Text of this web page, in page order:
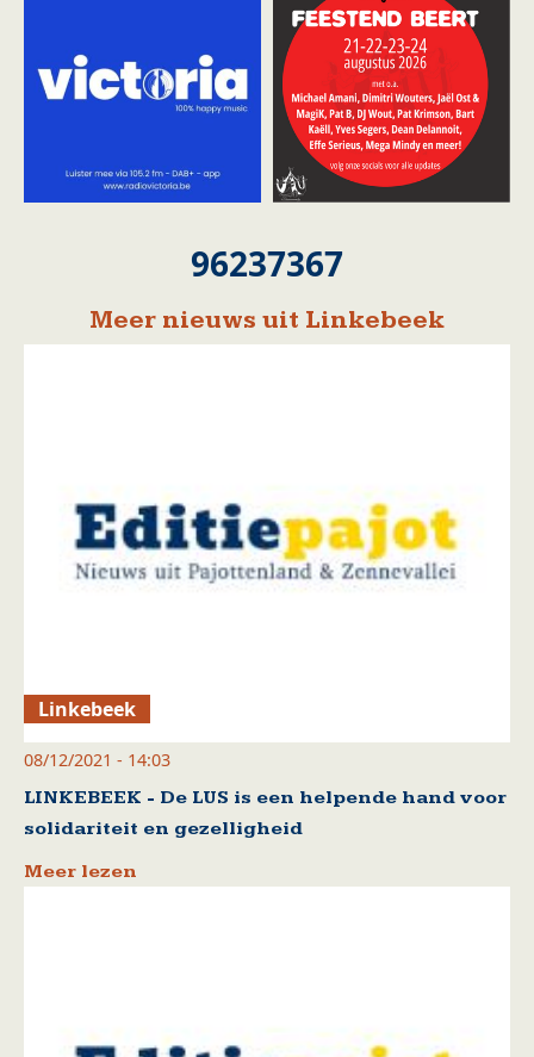
96237367
Meer nieuws uit Linkebeek
Linkebeek
08/12/2021 - 14:03
LINKEBEEK - De LUS is een helpende hand voor
solidariteit en gezelligheid
Meer lezen